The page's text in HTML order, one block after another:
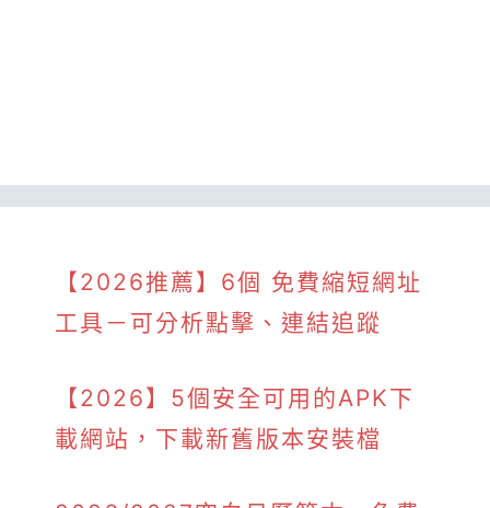
【2026推薦】6個 免費縮短網址
工具－可分析點擊、連結追蹤
【2026】5個安全可用的APK下
載網站，下載新舊版本安裝檔